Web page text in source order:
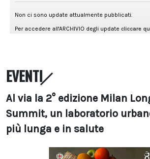
EVENTI
Al via la 2° edizione Milan
Summit, un laboratorio
più lunga e in salute